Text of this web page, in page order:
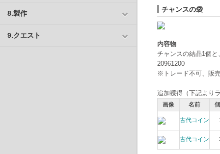
8.製作
9.クエスト
チャンスの袋
内容物
チャンスの結晶1個
20961200
※トレード不可、販
追加獲得（下記より
画像 名前
古代コイン
古代コイン